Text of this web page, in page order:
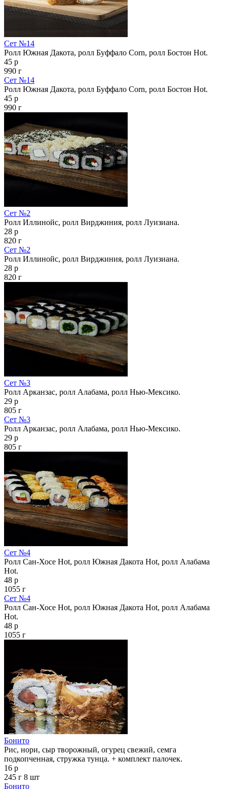
Сет №14
Ролл Южная Дакота, ролл Буффало Corn, ролл Бостон Hot.
45 р
990 г
Сет №14
Ролл Южная Дакота, ролл Буффало Corn, ролл Бостон Hot.
45 р
990 г
Сет №2
Ролл Иллинойс, ролл Вирджиния, ролл Луизиана.
28 р
820 г
Сет №2
Ролл Иллинойс, ролл Вирджиния, ролл Луизиана.
28 р
820 г
Сет №3
Ролл Арканзас, ролл Алабама, ролл Нью-Мексико.
29 р
805 г
Сет №3
Ролл Арканзас, ролл Алабама, ролл Нью-Мексико.
29 р
805 г
Сет №4
Ролл Сан-Хосе Hot, ролл Южная Дакота Hot, ролл Алабама
Hot.
48 р
1055 г
Сет №4
Ролл Сан-Хосе Hot, ролл Южная Дакота Hot, ролл Алабама
Hot.
48 р
1055 г
Бонито
Рис, нори, сыр творожный, огурец свежий, семга
подкопченная, стружка тунца. + комплект палочек.
16 р
245 г 8 шт
Бонито